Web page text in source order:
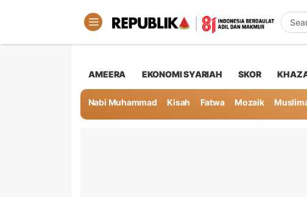
AMEERA EKONOMI SYARIAH SKOR
Nabi Muhammad Kisah Fatwa Mozaik